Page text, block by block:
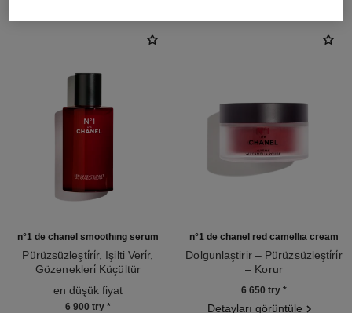
n°1 de chanel smoothing serum
Pürüzsüzleşti̇ri̇r, Işilti Veri̇r,
Gözenekleri̇ Küçültür
en düşük fiyat
6 900 try *
n°1 de chanel red camellia cream
Dolgunlaştirir – Pürüzsüzleşti̇ri̇r
– Korur
6 650 try *
Detayları görüntüle